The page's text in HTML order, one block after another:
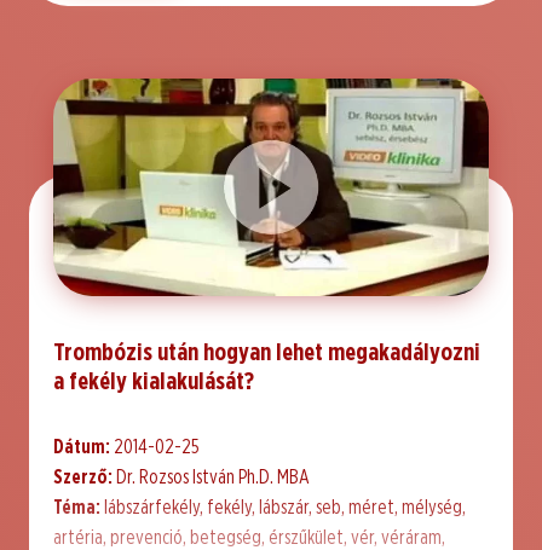
Trombózis után hogyan lehet megakadályozni
a fekély kialakulását?
Dátum: 2014-02-25
Szerző: Dr. Rozsos István Ph.D. MBA
Téma: lábszárfekély, fekély, lábszár, seb, méret, mélység,
artéria, prevenció, betegség, érszűkület, vér, véráram,